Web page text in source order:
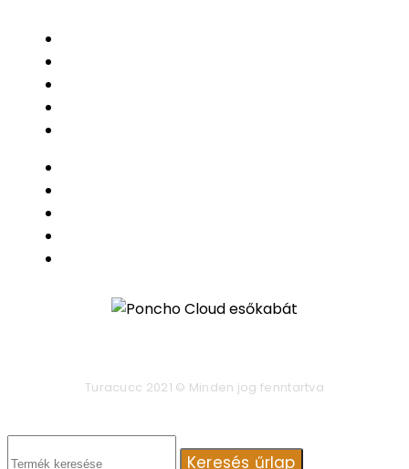
Turacucc 2021 © Minden jog fenntartva
Keresés űrlap